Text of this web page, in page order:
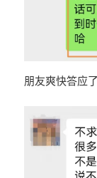
朋友爽快答应